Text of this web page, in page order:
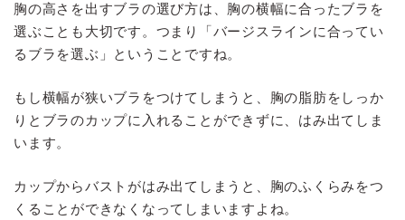
胸の高さを出すブラの選び方は、胸の横幅に合ったブラを
選ぶことも大切です。つまり「バージスラインに合ってい
るブラを選ぶ」ということですね。
もし横幅が狭いブラをつけてしまうと、胸の脂肪をしっか
りとブラのカップに入れることができずに、はみ出てしま
います。
カップからバストがはみ出てしまうと、胸のふくらみをつ
くることができなくなってしまいますよね。